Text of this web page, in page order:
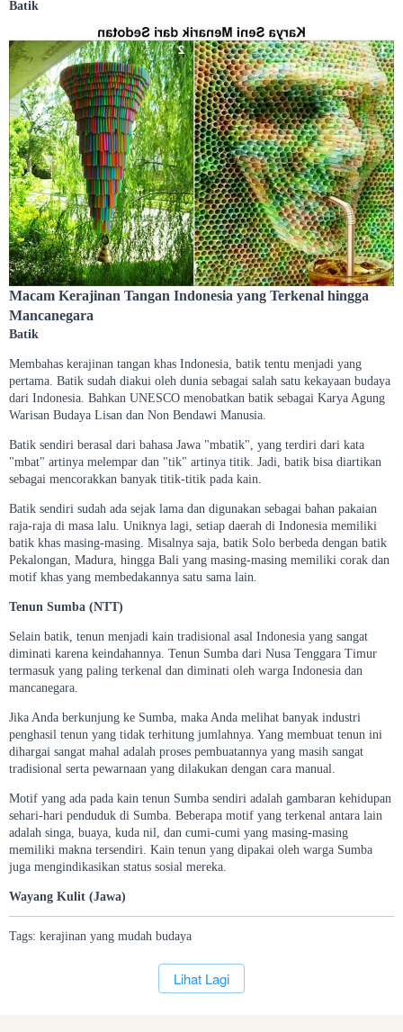
Batik
Macam Kerajinan Tangan Indonesia yang Terkenal hingga
Mancanegara
Batik
Membahas kerajinan tangan khas Indonesia, batik tentu menjadi yang
pertama. Batik sudah diakui oleh dunia sebagai salah satu kekayaan budaya
dari Indonesia. Bahkan UNESCO menobatkan batik sebagai Karya Agung
Warisan Budaya Lisan dan Non Bendawi Manusia.
Batik sendiri berasal dari bahasa Jawa "mbatik", yang terdiri dari kata
"mbat" artinya melempar dan "tik" artinya titik. Jadi, batik bisa diartikan
sebagai mencorakkan banyak titik-titik pada kain.
Batik sendiri sudah ada sejak lama dan digunakan sebagai bahan pakaian
raja-raja di masa lalu. Uniknya lagi, setiap daerah di Indonesia memiliki
batik khas masing-masing. Misalnya saja, batik Solo berbeda dengan batik
Pekalongan, Madura, hingga Bali yang masing-masing memiliki corak dan
motif khas yang membedakannya satu sama lain.
Tenun Sumba (NTT)
Selain batik, tenun menjadi kain tradisional asal Indonesia yang sangat
diminati karena keindahannya. Tenun Sumba dari Nusa Tenggara Timur
termasuk yang paling terkenal dan diminati oleh warga Indonesia dan
mancanegara.
Jika Anda berkunjung ke Sumba, maka Anda melihat banyak industri
penghasil tenun yang tidak terhitung jumlahnya. Yang membuat tenun ini
dihargai sangat mahal adalah proses pembuatannya yang masih sangat
tradisional serta pewarnaan yang dilakukan dengan cara manual.
Motif yang ada pada kain tenun Sumba sendiri adalah gambaran kehidupan
sehari-hari penduduk di Sumba. Beberapa motif yang terkenal antara lain
adalah singa, buaya, kuda nil, dan cumi-cumi yang masing-masing
memiliki makna tersendiri. Kain tenun yang dipakai oleh warga Sumba
juga mengindikasikan status sosial mereka.
Wayang Kulit (Jawa)
Tags: kerajinan yang mudah budaya
`Lihat Lagi